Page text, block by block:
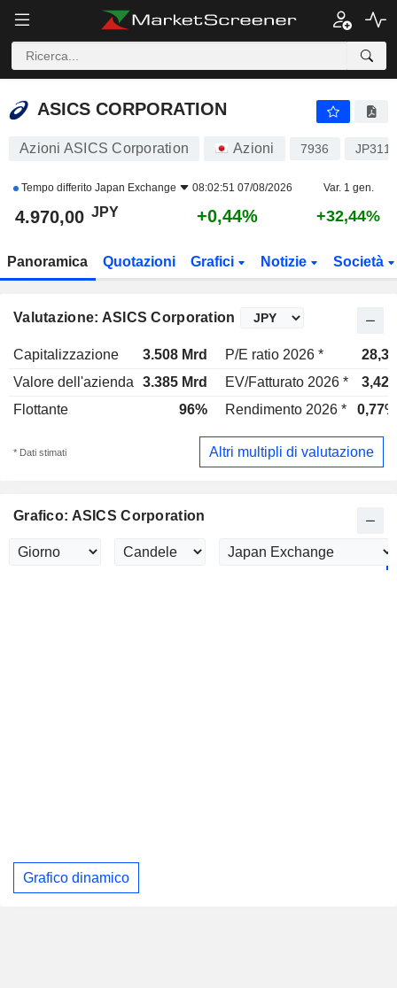
ASICS CORPORATION
ASICS CORPORATION
Azioni ASICS Corporation Azioni 7936
Tempo differito Japan Exchange 08:02:51 07/08/2026 Var. 1 gen.
4.970,00 JPY +0,44% +32,44%
Panoramica Quotazioni Grafici Notizie Società
Valutazione: ASICS Corporation
Capitalizzazione 3.508 Mrd P/E ratio 2026 *
28,3x
Valore dell'azienda
3.385 Mrd EV/Fatturato 2026 *
3,42x
Flottante
96% Rendimento 2026 * 0,77%
* Dati stimati Altri multipli di valutazione
Grafico: ASICS Corporation
Grafico dinamico